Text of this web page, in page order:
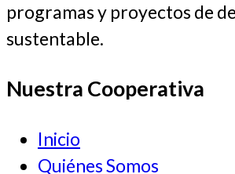
programas y proyectos de
sustentable.
Nuestra Cooperativa
Inicio
Quiénes Somos